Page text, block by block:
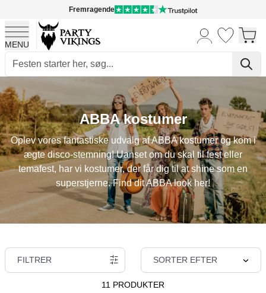
Fremragende
MENU
ABBA kostumer
Oplev vores fantastiske udvalg af ABBA kostumer og kom i
ægte disco-stemning! Uanset om du skal til fest eller
temafest, har vi kostumer, der får dig til at shine som en
superstjerne. Find dit ABBA look her!
FILTRER SORTER EFTER
11 PRODUKTER